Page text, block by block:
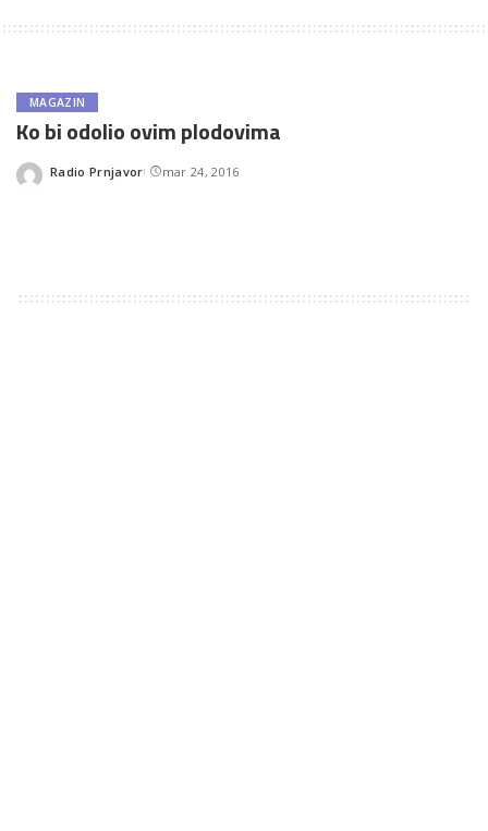
MAGAZIN
Ko bi odolio ovim plodovima
Posted
Radio Prnjavor mar 24, 2016